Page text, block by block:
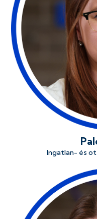
Ingatlan- és